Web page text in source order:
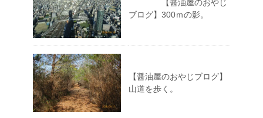
【醤油屋のおやじ
ブログ】300ｍの影。
【醤油屋のおやじブログ】
山道を歩く。